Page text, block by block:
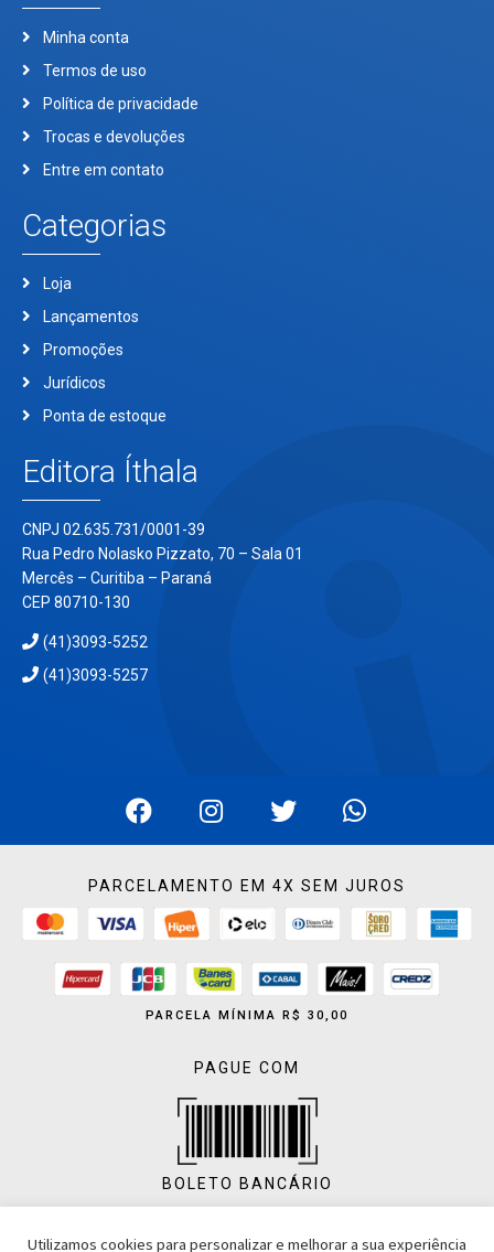
Minha conta
Termos de uso
Política de privacidade
Trocas e devoluções
Entre em contato
Categorias
Loja
Lançamentos
Promoções
Jurídicos
Ponta de estoque
Editora Íthala
CNPJ 02.635.731/0001-39
Rua Pedro Nolasko Pizzato, 70 – Sala 01
Mercês – Curitiba – Paraná
CEP 80710-130
(41)3093-5252
(41)3093-5257
PARCELAMENTO EM 4X SEM JUROS
PARCELA MÍNIMA R$ 30,00
PAGUE COM
BOLETO BANCÁRIO
Utilizamos cookies para personalizar e melhorar a sua experiência